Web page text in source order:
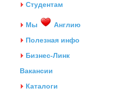
Студентам
Мы
Англию
Полезная инфо
Бизнес-Линк
Вакансии
Каталоги